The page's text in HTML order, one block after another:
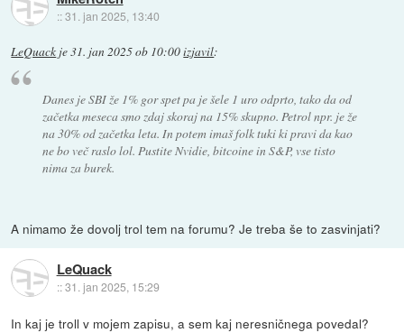
::31. jan 2025, 13:40
LeQuack je31. jan 2025 ob 10:00izjavil:
Danes je SBI že 1% gor spet pa je šele 1 uro odprto, tako da od
začetka meseca smo zdaj skoraj na 15% skupno. Petrol npr. je že
na 30% od začetka leta. In potem imaš folk tuki ki pravi da kao
ne bo več raslo lol. Pustite Nvidie, bitcoine in S&P, vse tisto
nima za burek.
A nimamo že dovolj trol tem na forumu? Je treba še to zasvinjati?
LeQuack
::31. jan 2025, 15:29
In kaj je troll v mojem zapisu, a sem kaj neresničnega povedal?